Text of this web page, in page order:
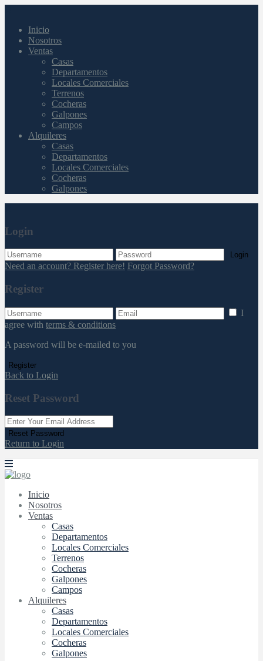
Inicio
Nosotros
Ventas
Casas
Departamentos
Locales Comerciales
Terrenos
Cocheras
Galpones
Campos
Alquileres
Casas
Departamentos
Locales Comerciales
Cocheras
Galpones
Login
Login
Need an account? Register here! Forgot Password?
Register
I
agree with terms & conditions
A password will be e-mailed to you
Register
Back to Login
Reset Password
Reset Password
Return to Login
Inicio
Nosotros
Ventas
Casas
Departamentos
Locales Comerciales
Terrenos
Cocheras
Galpones
Campos
Alquileres
Casas
Departamentos
Locales Comerciales
Cocheras
Galpones